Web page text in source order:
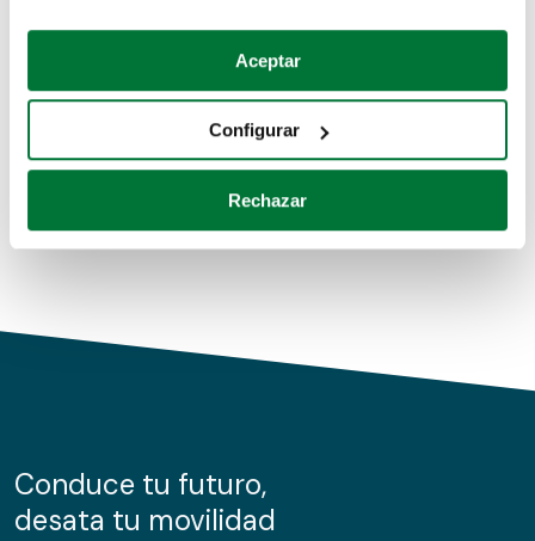
Si lo permite, también quisiéramos:
Recopilar información sobre su ubicación geográfica
Identificar su dispositivo analizándolo activamente
para buscar características específicas (huellas
Obtenga más información sobre cómo se procesan sus
de cookies.
información sobre el uso que haga del sitio web con
nuestros partners de redes sociales, publicidad y análisis
Aceptar
Configurar
Rechazar
Coches de segunda mano
Coches de km0
Conduce tu futuro,
desata tu movilidad